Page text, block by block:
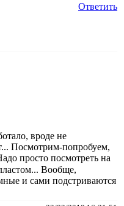
Ответить
вроде не
Посмотрим-попробуем,
просто посмотреть на
Вообще,
и сами подстриваются